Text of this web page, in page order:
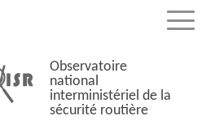
Menu
Observatoire
national
interministériel de la
sécurité routière